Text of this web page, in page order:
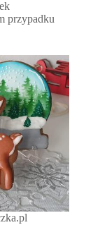
przypadku